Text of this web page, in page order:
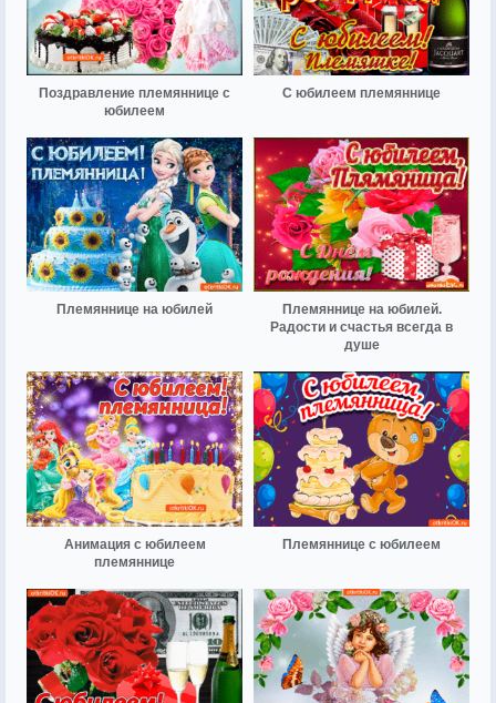
Поздравление племяннице с
юбилеем
С юбилеем племяннице
Племяннице на юбилей
Племяннице на юбилей.
Радости и счастья всегда в
душе
Анимация с юбилеем
племяннице
Племяннице с юбилеем